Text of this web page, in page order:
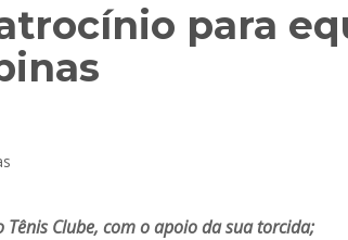
para
Clube, com o apoio da sua torcida;